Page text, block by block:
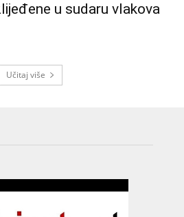
u sudaru vlakova
Učitaj više